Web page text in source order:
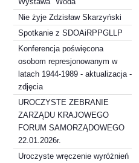
Nie żyje Zdzisław Skarzyński
Spotkanie z SDOAiRPPGLLP
Konferencja poświęcona
osobom represjonowanym w
latach 1944-1989 - aktualizacja -
zdjęcia
UROCZYSTE ZEBRANIE
ZARZĄDU KRAJOWEGO
FORUM SAMORZĄDOWEGO
22.01.2026r.
Uroczyste wręczenie wyróżnień